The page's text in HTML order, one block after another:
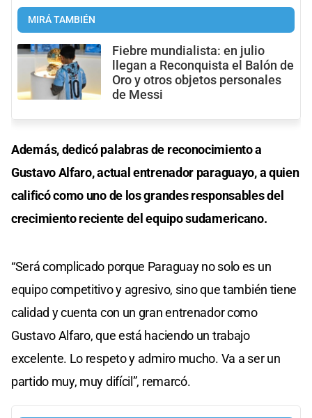
MIRÁ TAMBIÉN
Fiebre mundialista: en julio
llegan a Reconquista el Balón de
Oro y otros objetos personales
de Messi
Además, dedicó palabras de reconocimiento a
Gustavo Alfaro, actual entrenador paraguayo, a quien
calificó como uno de los grandes responsables del
crecimiento reciente del equipo sudamericano.
“Será complicado porque Paraguay no solo es un
equipo competitivo y agresivo, sino que también tiene
calidad y cuenta con un gran entrenador como
Gustavo Alfaro, que está haciendo un trabajo
excelente. Lo respeto y admiro mucho. Va a ser un
partido muy, muy difícil”, remarcó.